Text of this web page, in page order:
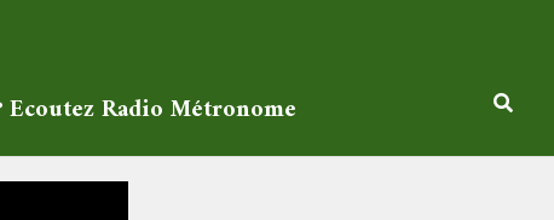
Ecoutez Radio Métronome